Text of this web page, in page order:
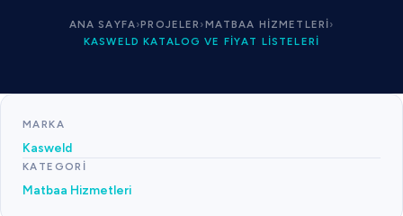
ANA SAYFA›PROJELER ›MATBAA HIZMETLERI›
KASWELD KATALOG VE FIYAT LISTELERI
MARKA
Kasweld
KATEGORI
Matbaa Hizmetleri